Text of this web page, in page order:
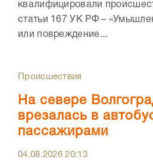
квалифицировали
статьи 167 УК РФ –
или повреждение...
Происшествия
На севере
врезалась в
пассажирами
04.08.202620:13